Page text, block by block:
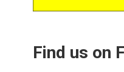
Find us on